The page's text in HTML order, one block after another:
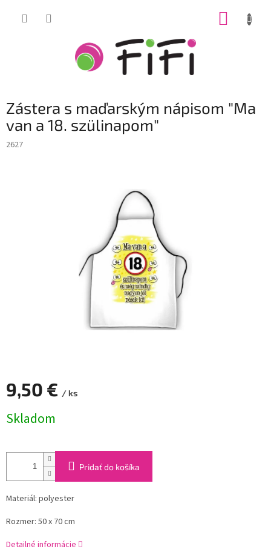
Zástera s maďarským nápisom "Ma
van a 18. szülinapom"
2627
9,50 € / ks
cena:
Skladom
Pridať do košíka
Materiál: polyester
Rozmer: 50 x 70 cm
Detailné informácie